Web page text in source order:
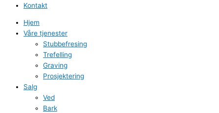
Kontakt
Hjem
Våre tjenester
Stubbefresing
Trefelling
Graving
Prosjektering
Salg
Ved
Bark